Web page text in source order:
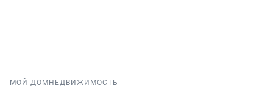
МОЙ ДОМ НЕДВИЖИМОСТЬ